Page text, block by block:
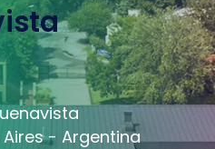
- Argentina